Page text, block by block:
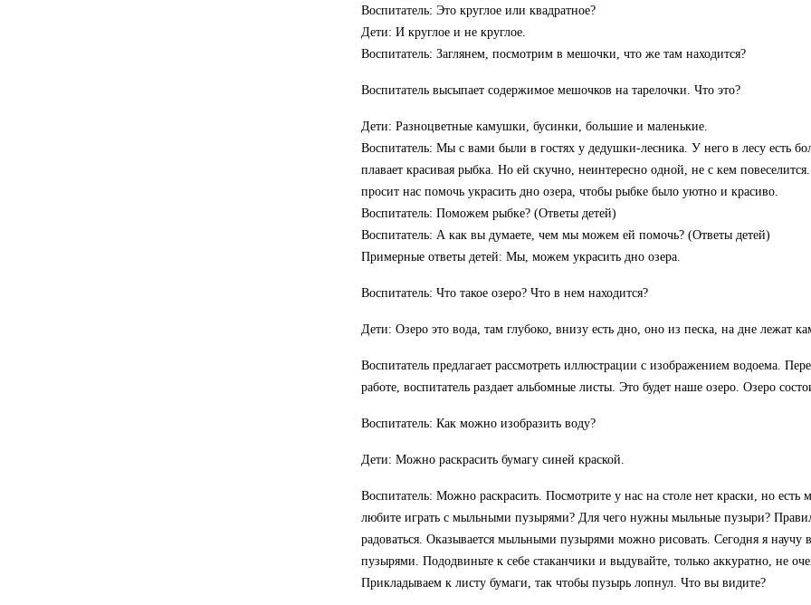
Воспитатель: Это круглое или квадратное?
Дети: И круглое и не круглое.
Воспитатель: Заглянем, посмотрим в мешочки, что же там находится?
Воспитатель высыпает содержимое мешочков на тарелочки. Что это?
Дети: Разноцветные камушки, бусинки, большие и маленькие.
Воспитатель: Мы с вами были в гостях у дедушки-лесника. У него в лесу есть
плавает красивая рыбка. Но ей скучно, неинтересно одной, не с кем
просит нас помочь украсить дно озера, чтобы рыбке было уютно и красиво.
Воспитатель: Поможем рыбке? (Ответы детей)
Воспитатель: А как вы думаете, чем мы можем ей помочь? (Ответы детей)
Примерные ответы детей: Мы, можем украсить дно озера.
Воспитатель: Что такое озеро? Что в нем находится?
Дети: Озеро это вода, там глубоко, внизу есть дно, оно из песка, на дне лежат
Воспитатель предлагает рассмотреть иллюстрации с изображением водоема.
работе, воспитатель раздает альбомные листы. Это будет наше озеро. Озеро
Воспитатель: Как можно изобразить воду?
Дети: Можно раскрасить бумагу синей краской.
Воспитатель: Можно раскрасить. Посмотрите у нас на столе нет краски, но
любите играть с мыльными пузырями? Для чего нужны мыльные пузыри?
радоваться. Оказывается мыльными пузырями можно рисовать. Сегодня я научу
пузырями. Пододвиньте к себе стаканчики и выдувайте, только аккуратно, не
Прикладываем к листу бумаги, так чтобы пузырь лопнул. Что вы видите?